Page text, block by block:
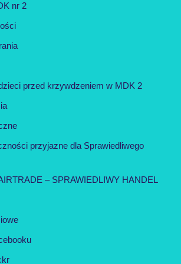
nr 2
przed krzywdzeniem w MDK 2
przyjazne dla Sprawiedliwego
– SPRAWIEDLIWY HANDEL